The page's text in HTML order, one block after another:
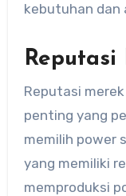
kebutuhan dan
Reputasi
Reputasi
penting yang
memilih power
yang memiliki
memproduksi